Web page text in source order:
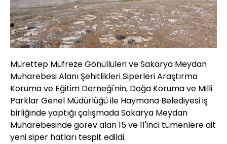
Mürettep Müfreze Gönüllüleri ve Sakarya Meydan
Muharebesi Alanı Şehitlikleri Siperleri Araştırma
Koruma ve Eğitim Derneği'nin, Doğa Koruma ve Milli
Parklar Genel Müdürlüğü ile Haymana Belediyesi iş
birliğinde yaptığı çalışmada Sakarya Meydan
Muharebesinde görev alan 15 ve 11'inci tümenlere ait
yeni siper hatları tespit edildi.